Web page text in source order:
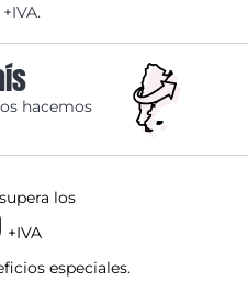
+IVA.
hacemos
los
+IVA
especiales.